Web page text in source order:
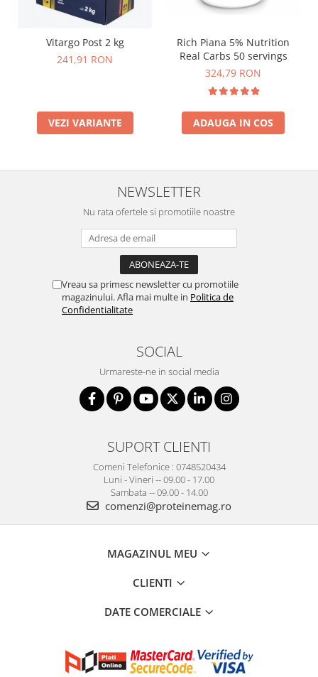
Vitargo Post 2 kg
241,91 RON
VEZI VARIANTE
Rich Piana 5% Nutrition
Real Carbs 50 servings
324,79 RON
ADAUGA IN COS
NEWSLETTER
Nu rata ofertele si promotiile noastre
Vreau sa primesc newsletter cu promotiile
magazinului. Afla mai multe in Politica de
Confidentialitate
SOCIAL
Urmareste-ne in social media
SUPORT CLIENTI
Comeni Telefonice : 0748520434
Luni - Vineri -- 09.00 - 17.00
Sambata -- 09.00 - 14.00
comenzi@proteinemag.ro
MAGAZINUL MEU
CLIENTI
DATE COMERCIALE